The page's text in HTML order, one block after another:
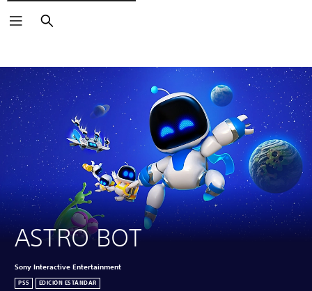
Buscar
ASTRO BOT
Sony Interactive Entertainment
PS5 EDICIÓN ESTÁNDAR
Haz clic sobre los iconos de